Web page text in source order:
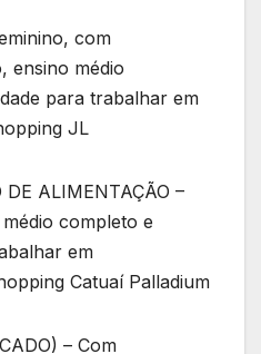
com
ensino médio
para trabalhar em
JL
DE ALIMENTAÇÃO –
completo e
em
Catuaí Palladium
– Com